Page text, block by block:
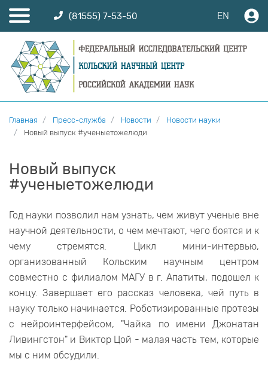
(81555) 7-53-50 EN
Главная Пресс-служба Новости
Новости науки
Новый выпуск #ученыетожелюди
Новый выпуск
#ученыетожелюди
Год науки позволил нам узнать, чем живут ученые вне
научной деятельности, о чем мечтают, чего боятся и к
чему стремятся. Цикл мини-интервью,
организованный Кольским научным центром
совместно с филиалом МАГУ в г. Апатиты, подошел к
концу. Завершает его рассказ человека, чей путь в
науку только начинается. Роботизированные протезы
с нейроинтерфейсом, "Чайка по имени Джонатан
Ливингстон" и Виктор Цой - малая часть тем, которые
мы с ним обсудили.